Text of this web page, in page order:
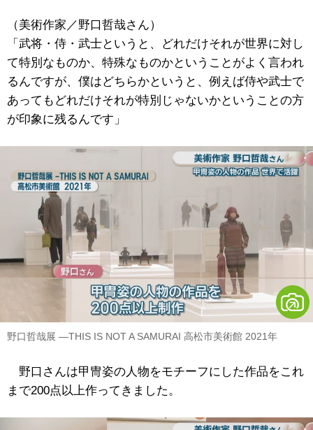
（美術作家／野口哲哉さん）
「武将・侍・武士というと、どれだけそれが世界に対し
て特別なものか、特殊なものかということがよく言われ
るんですが、僕はどちらかというと、例えば侍や武士で
あってもどれだけそれが特別じゃないかということの方
が印象に残るんです」
野口哲哉展 ―THIS IS NOT A SAMURAI 高松市美術館 2021年
野口さんは甲冑姿の人物をモチーフにした作品をこれ
まで200点以上作ってきました。